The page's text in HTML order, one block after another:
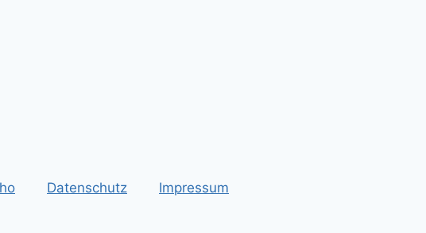
Datenschutz Impressum